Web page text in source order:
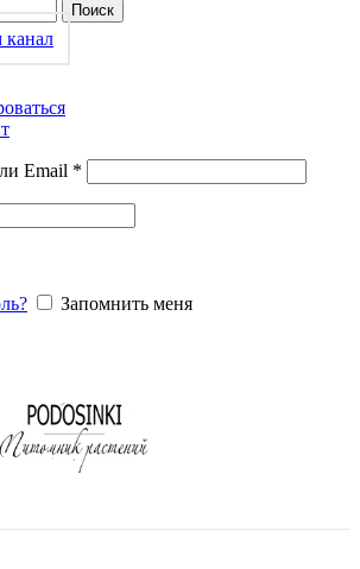
Поиск
канал
Email *
Запомнить меня